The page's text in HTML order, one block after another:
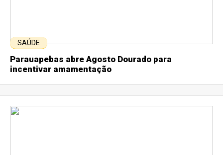
SAÚDE
Parauapebas abre Agosto Dourado para
incentivar amamentação